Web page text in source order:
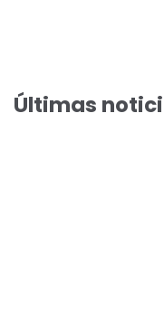
Últimas